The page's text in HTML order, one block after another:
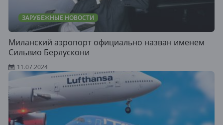
ЗАРУБЕЖНЫЕ НОВОСТИ
Миланский аэропорт официально назван именем
Сильвио Берлускони
11.07.2024